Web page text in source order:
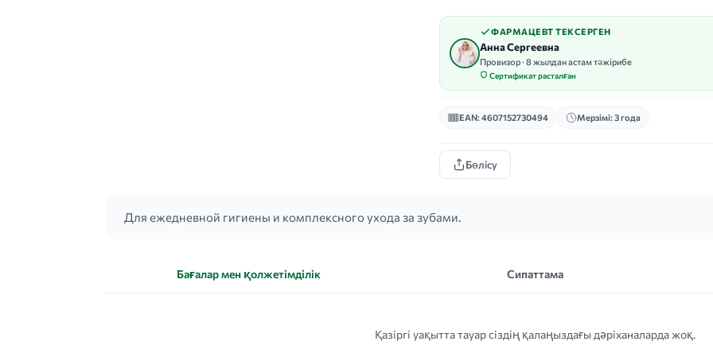
ФАРМАЦЕВТ ТЕКСЕРГЕН
Анна Сергеевна
Провизор · 8 жылдан астам тәжірибе
Сертификат расталған
EAN: 4607152730494 Мерзімі: 3 года
Бөлісу
Для ежедневной гигиены и комплексного ухода за зубами.
Бағалар мен қолжетімділік Сипаттама
Қазіргі уақытта тауар сіздің қалаңыздағы дәріханаларда жоқ.